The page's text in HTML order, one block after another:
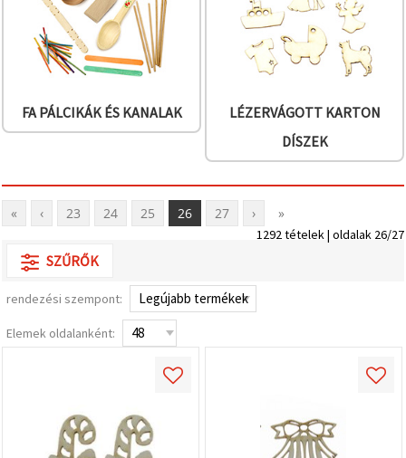
FA PÁLCIKÁK ÉS KANALAK
LÉZERVÁGOTT KARTON
DÍSZEK
« ‹ 23 24 25 26 27 › »
1292 tételek | oldalak 26/27
SZŰRŐK
rendezési szempont:
Elemek oldalanként: